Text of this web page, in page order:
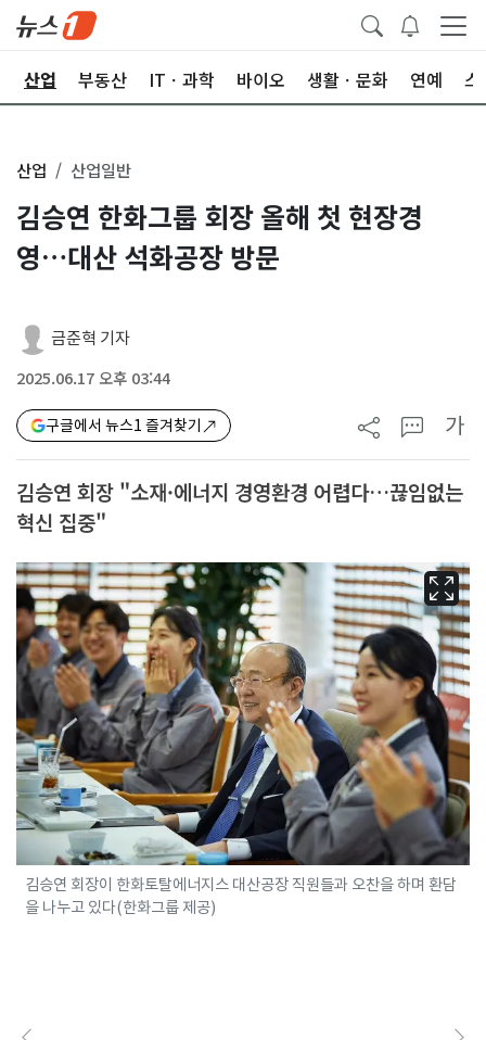
산업 부동산 ITㆍ과학 바이오 생활ㆍ문화 연예 스
산업 산업일반
김승연 한화그룹 회장 올해 첫 현장경
영…대산 석화공장 방문
금준혁 기자
2025.06.17 오후 03:44
구글에서 뉴스1 즐겨찾기 가
김승연 회장 "소재·에너지 경영환경 어렵다…끊임없는
혁신 집중"
김승연 회장이 한화토탈에너지스 대산공장 직원들과 오찬을 하며 환담
을 나누고 있다(한화그룹 제공)